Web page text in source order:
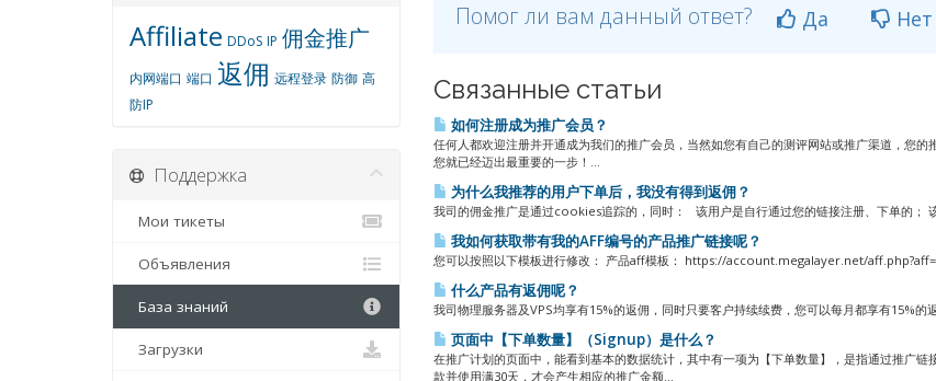
Помог ли вам данный ответ? Да Нет
Связанные статьи
如何注册成为推广会员？
任何人都欢迎注册并开通成为我们的推广会员，当然如您有自己的测评网站或推广渠道，您
您就已经迈出最重要的一步！...
为什么我推荐的用户下单后，我没有得到返佣？
我司的佣金推广是通过cookies追踪的，同时： 该用户是自行通过您的链接注册、下单的；
我如何获取带有我的AFF编号的产品推广链接呢？
您可以按照以下模板进行修改： 产品aff模板： https://account.megalayer.net/aff.php?aff=
什么产品有返佣呢？
我司物理服务器及VPS均享有15%的返佣，同时只要客户持续续费，您可以每月都享有15%的
页面中【下单数量】（Signup）是什么？
在推广计划的页面中，能看到基本的数据统计，其中有一项为【下单数量】，是指通过推广
款并使用满30天，才会产生相应的推广金额...
Affiliate DDoS IP 佣金推广
内网端口 端口 返佣 远程登录 防御 高
防IP
Поддержка
Мои тикеты
Объявления
База знаний
Загрузки